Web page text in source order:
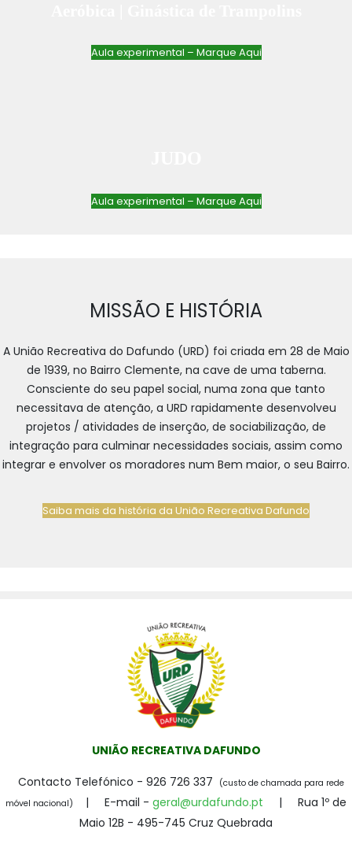
Aula experimental – Marque Aqui
Aula experimental – Marque Aqui
MISSÃO E HISTÓRIA
A União Recreativa do Dafundo (URD) foi criada em 28 de Maio
de 1939, no Bairro Clemente, na cave de uma taberna.
Consciente do seu papel social, numa zona que tanto
necessitava de atenção, a URD rapidamente desenvolveu
projetos / atividades de inserção, de sociabilização, de
integração para culminar necessidades sociais, assim como
integrar e envolver os moradores num Bem maior, o seu Bairro.
Saiba mais da história da União Recreativa Dafundo
UNIÃO RECREATIVA DAFUNDO
Contacto Telefónico - 926 726 337
(custo de chamada para rede
móvel nacional)
| E-mail - geral@urdafundo.pt | Rua 1º de
Maio 12B - 495-745 Cruz Quebrada